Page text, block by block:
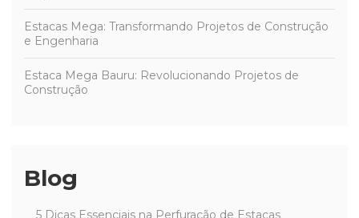
Estacas Mega: Transformando Projetos de Construção
e Engenharia
Estaca Mega Bauru: Revolucionando Projetos de
Construção
Blog
5 Dicas Essenciais na Perfuração de Estacas